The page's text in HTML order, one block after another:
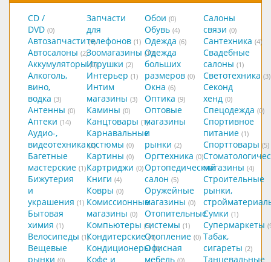
CD /
DVD (0)
Автозапчасти (9)
Автосалоны (2)
Аккумуляторы (0)
Алкоголь,
вино,
водка (3)
Антенны (0)
Аптеки (14)
Аудио-,
видеотехника (2)
Багетные
мастерские (1)
Бижутерия
и
украшения (1)
Бытовая
химия (1)
Велосипеды (1)
Вещевые
рынки (0)
Запчасти
для
телефонов (1)
Зоомагазины (10)
Игрушки (2)
Интерьер (1)
Интим
магазины (3)
Камины (0)
Канцтовары (1)
Карнавальные
костюмы (0)
Картины (0)
Картриджи (0)
Книги (4)
Ковры (0)
Комиссионные
магазины (0)
Компьютеры (5)
Кондитерские (4)
Кондиционеры (0)
Кофе и
Обои (0)
Обувь (4)
Одежда (6)
Одежда
больших
размеров (0)
Окна (6)
Оптика (9)
Оптовые
магазины
и
рынки (2)
Оргтехника (0)
Ортопедический
салон (5)
Оружейные
магазины (0)
Отопительные
системы (1)
Отопление (0)
Офисная
мебель (0)
Салоны
связи (0)
Сантехника (4)
Свадебные
салоны (1)
Светотехника (3)
Секонд
хенд (0)
Спецодежда (0)
Спортивное
питание (1)
Спорттовары (5)
магазины (4)
Строительные
рынки,
Сумки (1)
Супермаркеты
Табак,
сигареты (2)
Танцевальные